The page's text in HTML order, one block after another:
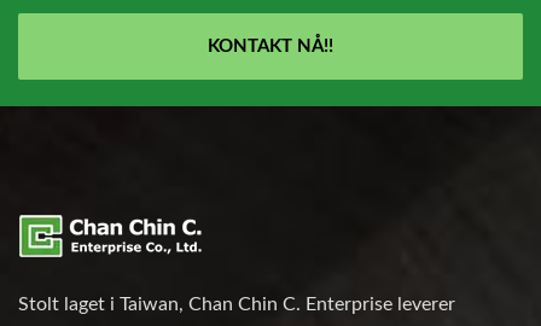
KONTAKT NÅ!!
Stolt laget i Taiwan, Chan Chin C. Enterprise leverer